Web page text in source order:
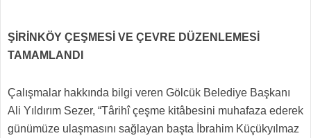
ŞİRİNKÖY ÇEŞMESİ VE ÇEVRE DÜZENLEMESİ
TAMAMLANDI
Çalışmalar hakkında bilgi veren Gölcük Belediye Başkanı
Ali Yıldırım Sezer, “Târihî çeşme kitâbesini muhafaza ederek
günümüze ulaşmasını sağlayan başta İbrahim Küçükyılmaz